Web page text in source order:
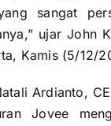
sangat
ujar John
Kamis (5/12/
Ardianto,
Jovee